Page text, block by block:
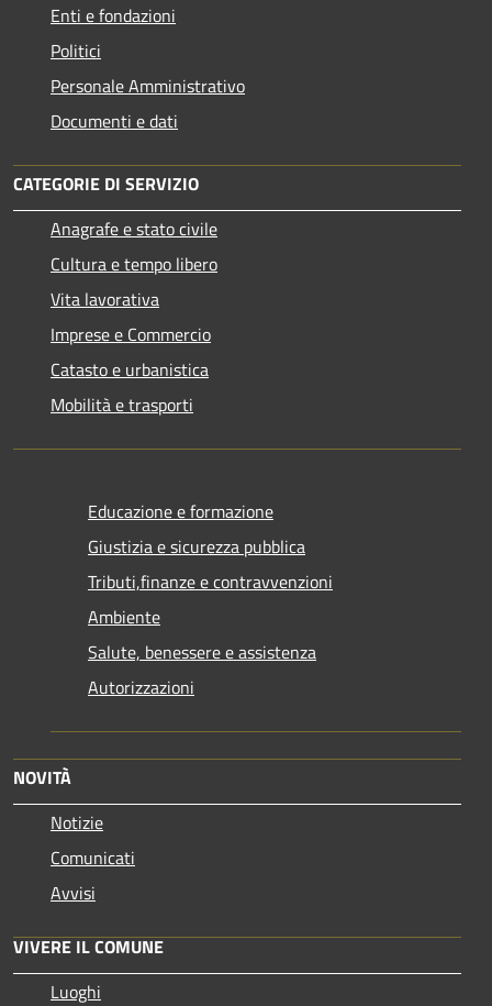
Enti e fondazioni
Politici
Personale Amministrativo
Documenti e dati
CATEGORIE DI SERVIZIO
Anagrafe e stato civile
Cultura e tempo libero
Vita lavorativa
Imprese e Commercio
Catasto e urbanistica
Mobilità e trasporti
Educazione e formazione
Giustizia e sicurezza pubblica
Tributi,finanze e contravvenzioni
Ambiente
Salute, benessere e assistenza
Autorizzazioni
NOVITÀ
Notizie
Comunicati
Avvisi
VIVERE IL COMUNE
Luoghi